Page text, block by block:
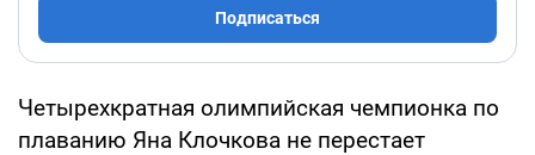
Подписаться
Четырехкратная олимпийская чемпионка по
плаванию Яна Клочкова не перестает